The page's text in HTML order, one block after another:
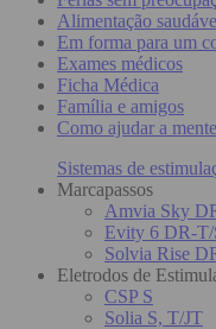
Alimentação
Em forma para um
Exames médicos
Ficha Médica
Família e amigos
Como ajudar a
Sistemas de
Marcapassos
Amvia Sky
Evity 6 DR-
Solvia Rise
Eletrodos de
CSP S
Solia S, T/JT